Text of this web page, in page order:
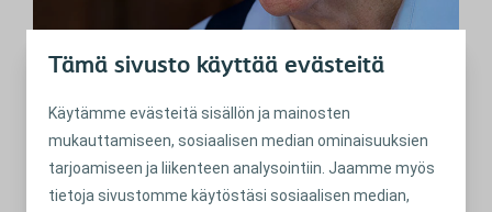
Tämä sivusto käyttää evästeitä
Käytämme evästeitä sisällön ja mainosten
mukauttamiseen, sosiaalisen median ominaisuuksien
tarjoamiseen ja liikenteen analysointiin. Jaamme myös
tietoja sivustomme käytöstäsi sosiaalisen median,
Kuinka usein avannepussi pitää tyhjentää? Onko se
vaikeaa?
Lue lisää